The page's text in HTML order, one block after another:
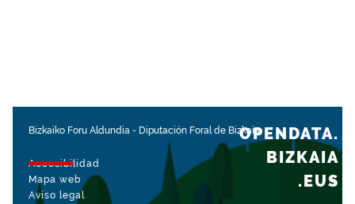
Bizkaiko Foru Aldundia - Diputación Foral de Bizkaia
Accesibilidad
Mapa web
Aviso legal
OPENDATA.
BIZKAIA
.EUS